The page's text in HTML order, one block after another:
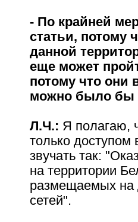
- По крайней
статьи, потому
данной
еще может
потому что они
можно было бы
Л.Ч.: Я полагаю,
только доступом
звучать так:
на территории
размещаемых на
сетей".